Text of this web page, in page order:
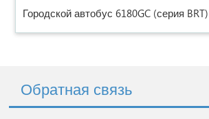
Городской автобус 6180GC (серия BRT)
Обратная связь